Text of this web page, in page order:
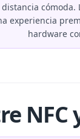
cómoda.
experiencia
hardware
NFC